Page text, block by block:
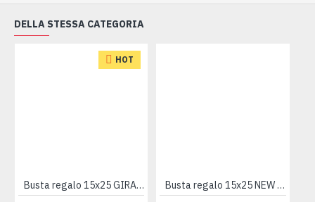
DELLA STESSA CATEGORIA
HOT
Busta regalo 15x25 GIRANDOLA 50pz Busta regalo 15x25 NEW PERLA 100pz